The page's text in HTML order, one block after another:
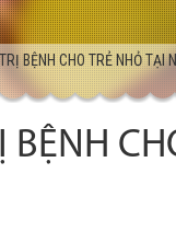
BỆNH CHO TRẺ NHỎ TẠI